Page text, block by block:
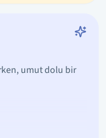
umut dolu bir